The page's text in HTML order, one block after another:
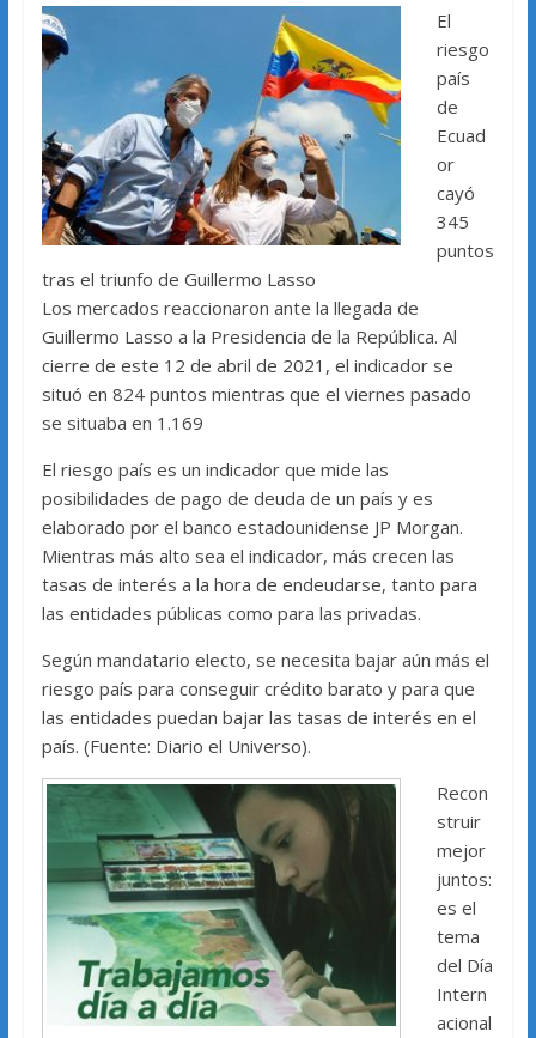
El
riesgo
país
de
Ecuad
or
cayó
345
puntos
tras el triunfo de Guillermo Lasso
Los mercados reaccionaron ante la llegada de
Guillermo Lasso a la Presidencia de la República. Al
cierre de este 12 de abril de 2021, el indicador se
situó en 824 puntos mientras que el viernes pasado
se situaba en 1.169
El riesgo país es un indicador que mide las
posibilidades de pago de deuda de un país y es
elaborado por el banco estadounidense JP Morgan.
Mientras más alto sea el indicador, más crecen las
tasas de interés a la hora de endeudarse, tanto para
las entidades públicas como para las privadas.
Según mandatario electo, se necesita bajar aún más el
riesgo país para conseguir crédito barato y para que
las entidades puedan bajar las tasas de interés en el
país. (Fuente: Diario el Universo).
Recon
struir
mejor
juntos:
es el
tema
del Día
Intern
acional